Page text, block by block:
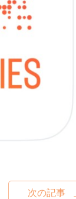
次の記事